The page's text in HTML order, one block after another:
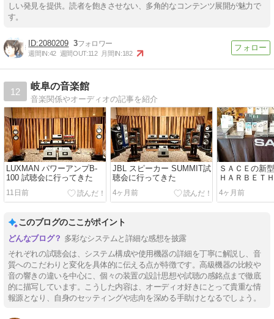
しい発見を提供。読者を飽きさせない、多角的なコンテンツ展開が魅力で
す。
2080209 3
週間IN:42 週間OUT:112 月間IN:182
12
岐阜の音楽館
音楽関係やオーディオの記事を紹介
LUXMAN パワーアンプB-
100 試聴会に行ってきた
11日前
JBL スピーカー SUMMIT試
聴会に行ってきた
4ヶ月前
ＳＡＣＥの新
ＨＡＲＢＥＴ
ってきた
4ヶ月前
このブログのここがポイント
多彩なシステムと詳細な感想を披露
それぞれの試聴会は、システム構成や使用機器の詳細を丁寧に解説し、音
質へのこだわりと変化を具体的に伝える点が特徴です。高級機器の比較や
音の響きの違いを中心に、個々の装置の設計思想や試聴の感銘点まで徹底
的に描写しています。こうした内容は、オーディオ好きにとって貴重な情
報源となり、自身のセッティングや志向を深める手助けとなるでしょう。